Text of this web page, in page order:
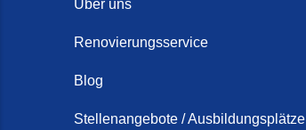
Über uns
Renovierungsservice
Blog
Stellenangebote / Ausbildungsplätze